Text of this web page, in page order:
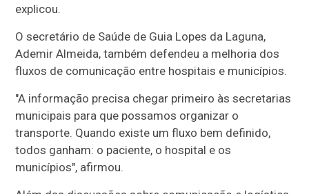
explicou.
O secretário de Saúde de Guia Lopes da Laguna,
Ademir Almeida, também defendeu a melhoria dos
fluxos de comunicação entre hospitais e municípios.
"A informação precisa chegar primeiro às secretarias
municipais para que possamos organizar o
transporte. Quando existe um fluxo bem definido,
todos ganham: o paciente, o hospital e os
municípios", afirmou.